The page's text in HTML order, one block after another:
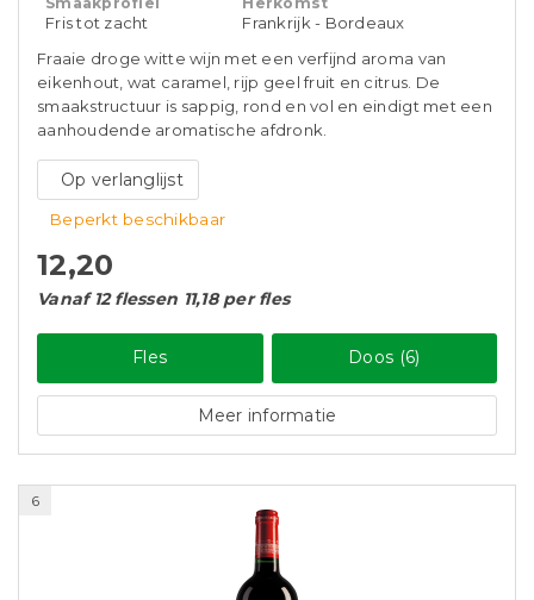
Fris tot zacht
Frankrijk - Bordeaux
Fraaie droge witte wijn met een verfijnd aroma van
eikenhout, wat caramel, rijp geel fruit en citrus. De
smaakstructuur is sappig, rond en vol en eindigt met een
aanhoudende aromatische afdronk.
Op verlanglijst
Beperkt beschikbaar
12,20
Vanaf 12 flessen 11,18 per fles
Fles Doos (6)
Meer informatie
6